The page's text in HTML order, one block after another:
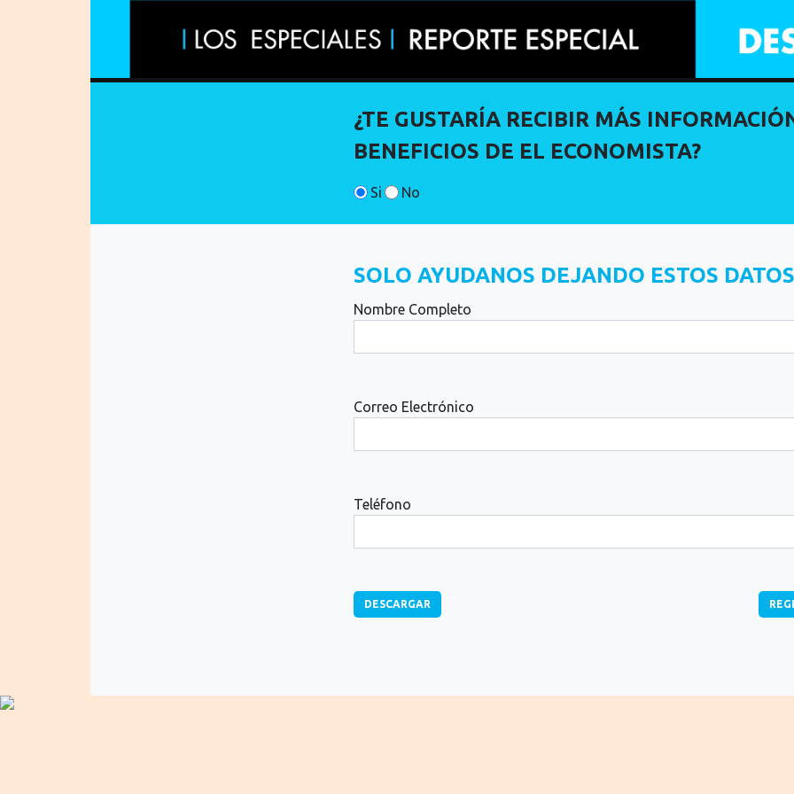
¿TE GUSTARÍA RECIBIR MÁS
BENEFICIOS DE EL ECONOMISTA?
Si No
SOLO AYUDANOS DEJANDO ESTOS
Nombre Completo
Correo Electrónico
Teléfono
DESCARGAR